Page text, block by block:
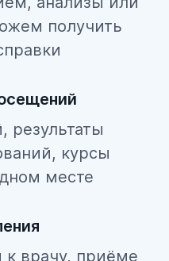
получить
результаты
курсы
месте
врачу, приёме